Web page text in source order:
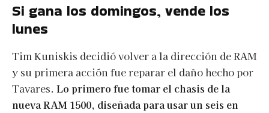
Si gana los domingos, vende los
lunes
Tim Kuniskis decidió volver a la dirección de RAM
y su primera acción fue reparar el daño hecho por
Tavares. Lo primero fue tomar el chasis de la
nueva RAM 1500, diseñada para usar un seis en